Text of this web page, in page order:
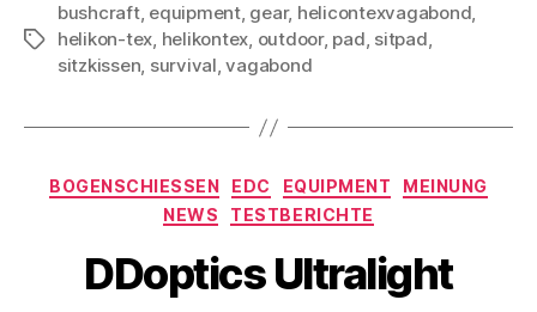
Schlagwörter
bushcraft, equipment, gear, helicontexvagabond,
helikon-tex, helikontex, outdoor, pad, sitpad,
sitzkissen, survival,vagabond
Kategorien
BOGENSCHIESSEN EDC EQUIPMENT
MEINUNG
NEWS
TESTBERICHTE
DDoptics Ultralight